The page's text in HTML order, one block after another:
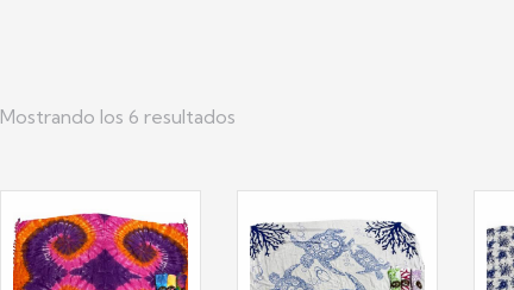
Mostrando los 6 resultados